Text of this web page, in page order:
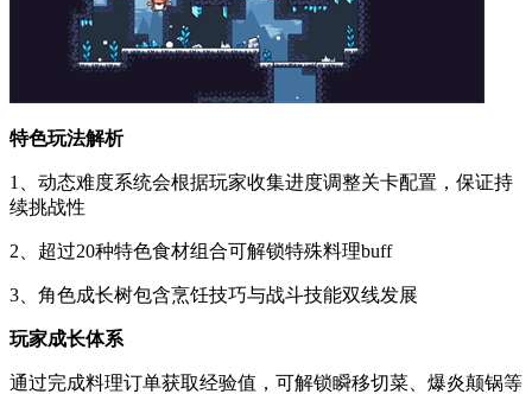
特色玩法解析
1、动态难度系统会根据玩家收集进度调整关卡配置，保证持
续挑战性
2、超过20种特色食材组合可解锁特殊料理buff
3、角色成长树包含烹饪技巧与战斗技能双线发展
玩家成长体系
通过完成料理订单获取经验值，可解锁瞬移切菜、爆炎颠锅等